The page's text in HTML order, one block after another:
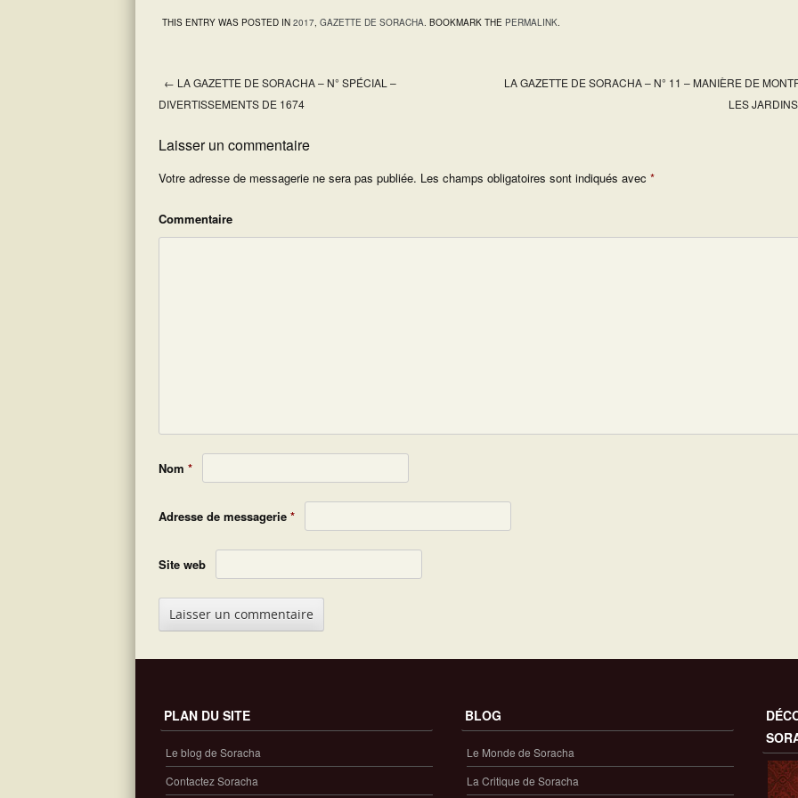
THIS ENTRY WAS POSTED IN 2017, GAZETTE DE SORACHA. BOOKMARK THE PERMALINK.
Post navigation
← LA GAZETTE DE SORACHA – N° SPÉCIAL –
DIVERTISSEMENTS DE 1674
LA GAZETTE DE SORACHA – N° 11 – MANIÈRE DE
LES JARDINS
Laisser un commentaire
Votre adresse de messagerie ne sera pas publiée. Les champs obligatoires sont indiqués avec *
Commentaire
Nom *
Adresse de messagerie *
Site web
PLAN DU SITE
Le blog de Soracha
Contactez Soracha
BLOG
Le Monde de Soracha
La Critique de Soracha